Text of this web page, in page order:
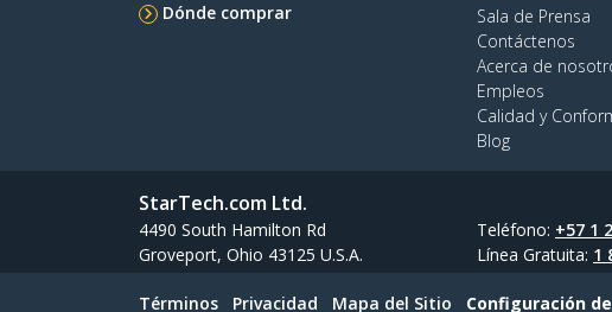
Dónde comprar
Sala de Prensa
Contáctenos
Acerca de
Empleos
Calidad y
Blog
StarTech.com Ltd.
4490 South Hamilton Rd
Groveport, Ohio 43125 U.S.A.
Teléfono: +57 1
Línea Gratuita: 1
Términos Privacidad Mapa del Sitio Configuración